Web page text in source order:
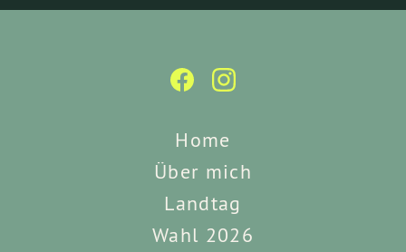
Home
Über mich
Landtag
Wahl 2026